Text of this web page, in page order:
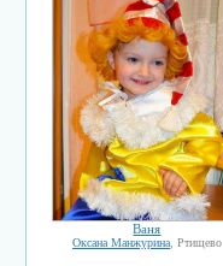
Ваня
Оксана Манжурина, Ртищево